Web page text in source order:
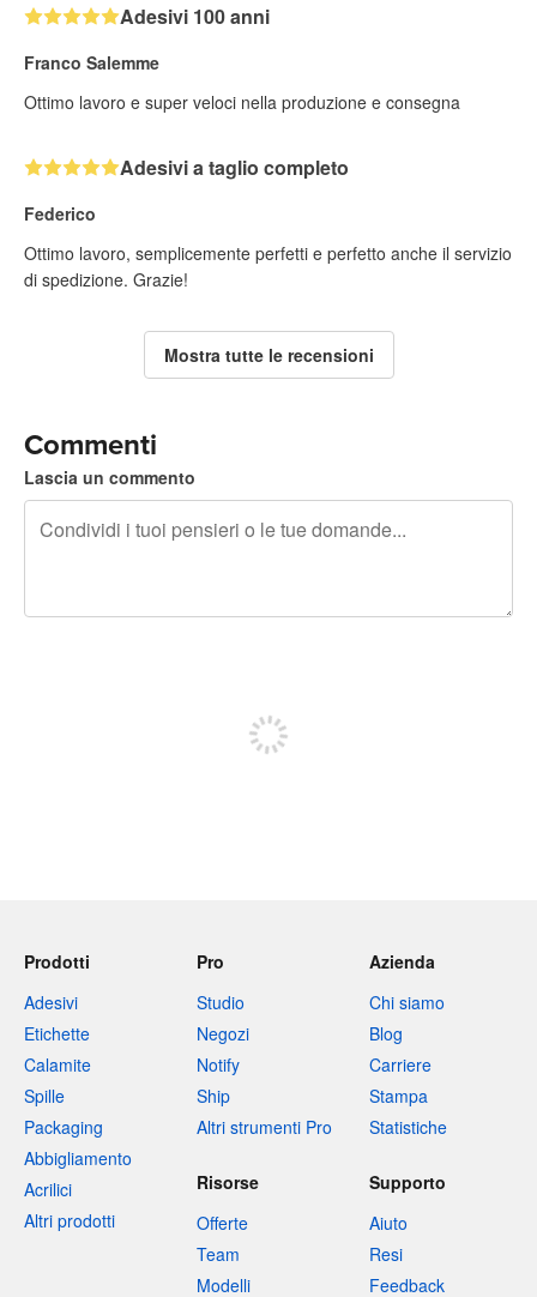
Adesivi 100 anni
Franco Salemme
Ottimo lavoro e super veloci nella produzione e consegna
Adesivi a taglio completo
Federico
Ottimo lavoro, semplicemente perfetti e perfetto anche il servizio
di spedizione. Grazie!
Mostra tutte le recensioni
Commenti
Lascia un commento
Prodotti
Adesivi
Etichette
Calamite
Spille
Packaging
Abbigliamento
Acrilici
Altri prodotti
Pro
Studio
Negozi
Notify
Ship
Altri strumenti Pro
Azienda
Chi siamo
Blog
Carriere
Stampa
Statistiche
Risorse
Offerte
Team
Modelli
Supporto
Aiuto
Resi
Feedback